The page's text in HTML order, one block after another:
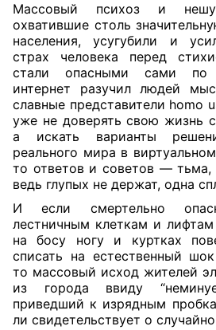
Массовый психоз и
охватившие столь
населения, усугубили и
страх человека перед
стали опасными сами по
интернет разучил людей
славные представители homo
уже не доверять свою жизнь
а искать варианты
реального мира в
то ответов и советов —
ведь глупых не держат, одна
И если смертельно
лестничным клеткам и
на босу ногу и куртках
списать на естественный
то массовый исход жителей
из города ввиду
приведший к изрядным
ли свидетельствует о